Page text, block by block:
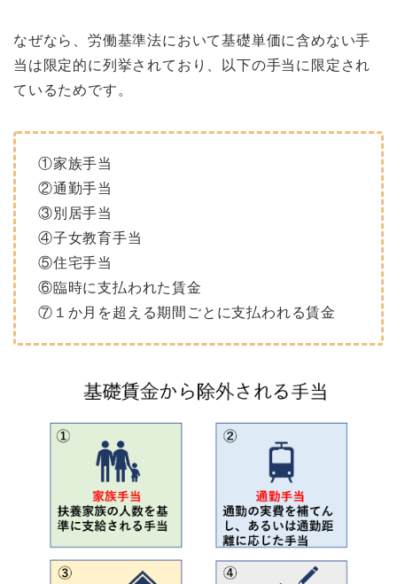
なぜなら、労働基準法において基礎単価に含めない手
当は限定的に列挙されており、以下の手当に限定され
ているためです。
①家族手当
②通勤手当
③別居手当
④子女教育手当
⑤住宅手当
⑥臨時に支払われた賃金
⑦１か月を超える期間ごとに支払われる賃金